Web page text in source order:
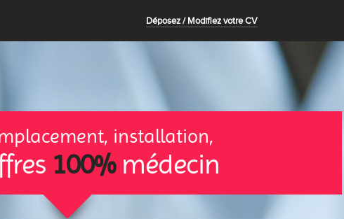
Déposez / Modifiez votre CV
installation,
100%médecin